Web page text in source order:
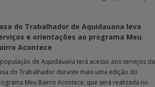
do Trabalhador de Aquidauana leva
e orientações ao programa Meu
Acontece
de Aquidauana terá acesso aos serviços da
do Trabalhador durante mais uma edição do
Meu Bairro Acontece, que será realizada no